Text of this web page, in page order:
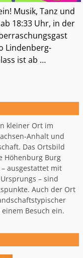
Musik, Tanz und
18:33 Uhr, in der
Lindenberg-
ist ab …
kleiner Ort im
Anhalt und
Das Ortsbild
Höhenburg Burg
ausgestattet mit
– sind
Auch der Ort
Besuch ein.